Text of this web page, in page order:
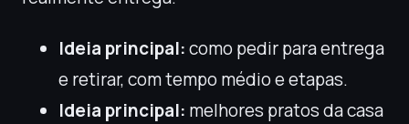
Ideia principal:como pedir para entrega
e retirar, com tempo médio e etapas.
Ideia principal: melhores pratos da casa